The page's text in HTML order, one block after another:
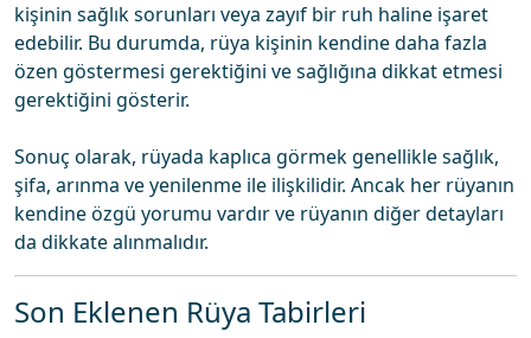
kişinin sağlık sorunları veya zayıf bir ruh haline işaret
edebilir. Bu durumda, rüya kişinin kendine daha fazla
özen göstermesi gerektiğini ve sağlığına dikkat etmesi
gerektiğini gösterir.
Sonuç olarak, rüyada kaplıca görmek genellikle sağlık,
şifa, arınma ve yenilenme ile ilişkilidir. Ancak her rüyanın
kendine özgü yorumu vardır ve rüyanın diğer detayları
da dikkate alınmalıdır.
Son Eklenen Rüya Tabirleri